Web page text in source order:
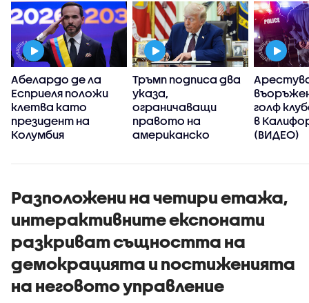
Абелардо де ла
Есприеля положи
клетва като
президент на
Колумбия
Тръмп подписа два
указа,
ограничаващи
правото на
американско
рождение
голф
в
(ВИДЕО)
Разположени на четири етажа,
интерактивните експонати
разкриват същността на
демокрацията и постиженията
на неговото управление